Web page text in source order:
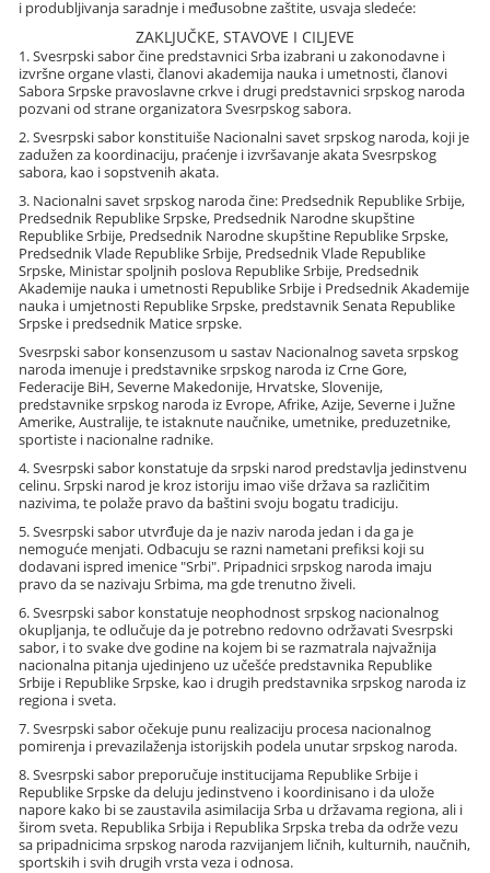
i produbljivanja saradnje i međusobne zaštite, usvaja sledeće:
ZAKLJUČKE, STAVOVE I CILJEVE
1. Svesrpski sabor čine predstavnici Srba izabrani u zakonodavne i
izvršne organe vlasti, članovi akademija nauka i umetnosti, članovi
Sabora Srpske pravoslavne crkve i drugi predstavnici srpskog naroda
pozvani od strane organizatora Svesrpskog sabora.
2. Svesrpski sabor konstituiše Nacionalni savet srpskog naroda, koji je
zadužen za koordinaciju, praćenje i izvršavanje akata Svesrpskog
sabora, kao i sopstvenih akata.
3. Nacionalni savet srpskog naroda čine: Predsednik Republike Srbije,
Predsednik Republike Srpske, Predsednik Narodne skupštine
Republike Srbije, Predsednik Narodne skupštine Republike Srpske,
Predsednik Vlade Republike Srbije, Predsednik Vlade Republike
Srpske, Ministar spoljnih poslova Republike Srbije, Predsednik
Akademije nauka i umetnosti Republike Srbije i Predsednik Akademije
nauka i umjetnosti Republike Srpske, predstavnik Senata Republike
Srpske i predsednik Matice srpske.
Svesrpski sabor konsenzusom u sastav Nacionalnog saveta srpskog
naroda imenuje i predstavnike srpskog naroda iz Crne Gore,
Federacije BiH, Severne Makedonije, Hrvatske, Slovenije,
predstavnike srpskog naroda iz Evrope, Afrike, Azije, Severne i Južne
Amerike, Australije, te istaknute naučnike, umetnike, preduzetnike,
sportiste i nacionalne radnike.
4. Svesrpski sabor konstatuje da srpski narod predstavlja jedinstvenu
celinu. Srpski narod je kroz istoriju imao više država sa različitim
nazivima, te polaže pravo da baštini svoju bogatu tradiciju.
5. Svesrpski sabor utvrđuje da je naziv naroda jedan i da ga je
nemoguće menjati. Odbacuju se razni nametani prefiksi koji su
dodavani ispred imenice "Srbi". Pripadnici srpskog naroda imaju
pravo da se nazivaju Srbima, ma gde trenutno živeli.
6. Svesrpski sabor konstatuje neophodnost srpskog nacionalnog
okupljanja, te odlučuje da je potrebno redovno održavati Svesrpski
sabor, i to svake dve godine na kojem bi se razmatrala najvažnija
nacionalna pitanja ujedinjeno uz učešće predstavnika Republike
Srbije i Republike Srpske, kao i drugih predstavnika srpskog naroda iz
regiona i sveta.
7. Svesrpski sabor očekuje punu realizaciju procesa nacionalnog
pomirenja i prevazilaženja istorijskih podela unutar srpskog naroda.
8. Svesrpski sabor preporučuje institucijama Republike Srbije i
Republike Srpske da deluju jedinstveno i koordinisano i da ulože
napore kako bi se zaustavila asimilacija Srba u državama regiona, ali i
širom sveta. Republika Srbija i Republika Srpska treba da održe vezu
sa pripadnicima srpskog naroda razvijanjem ličnih, kulturnih, naučnih,
sportskih i svih drugih vrsta veza i odnosa.